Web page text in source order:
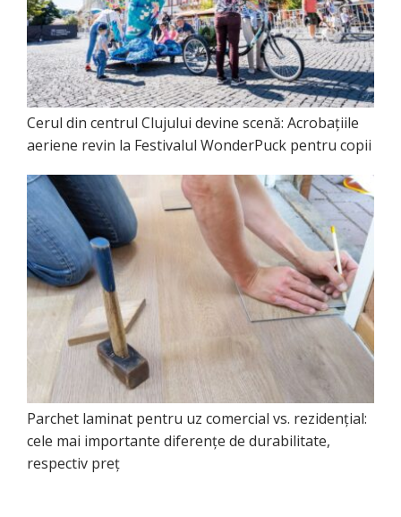
Cerul din centrul Clujului devine scenă: Acrobațiile
aeriene revin la Festivalul WonderPuck pentru copii
Parchet laminat pentru uz comercial vs. rezidențial:
cele mai importante diferențe de durabilitate,
respectiv preț